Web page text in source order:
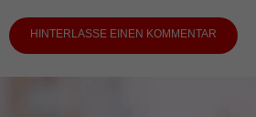
HINTERLASSE EINEN KOMMENTAR